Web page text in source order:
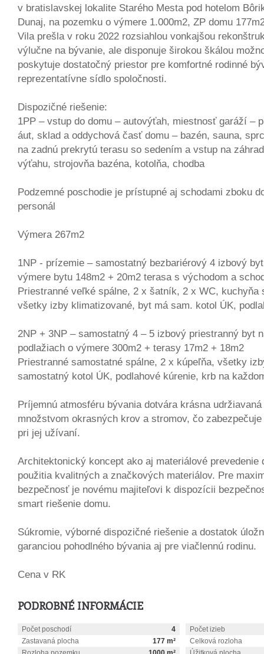
v bratislavskej lokalite Starého Mesta pod hotelom
Dunaj, na pozemku o výmere 1.000m2, ZP domu
Vila prešla v roku 2022 rozsiahlou vonkajšou
výlučne na bývanie, ale disponuje širokou škálou
poskytuje dostatočný priestor pre komfortné rodinné
reprezentatívne sídlo spoločnosti.
Dispozičné riešenie:
1PP – vstup do domu – autovýťah, miestnosť garáží –
áut, sklad a oddychová časť domu – bazén, sauna,
na zadnú prekrytú terasu so sedením a vstup na
výťahu, strojovňa bazéna, kotolňa, chodba
Podzemné poschodie je prístupné aj schodami zboku
personál
Výmera 267m2
1NP - prízemie – samostatný bezbariérový 4 izbový
výmere bytu 148m2 + 20m2 terasa s východom a
Priestranné veľké spálne, 2 x šatník, 2 x WC, kuchyňa
všetky izby klimatizované, byt má sam. kotol ÚK,
2NP + 3NP – samostatný 4 – 5 izbový priestranný byt
podlažiach o výmere 300m2 + terasy 17m2 + 18m2
Priestranné samostatné spálne, 2 x kúpeľňa, všetky
samostatný kotol ÚK, podlahové kúrenie, krb na
Príjemnú atmosféru bývania dotvára krásna
množstvom okrasných krov a stromov, čo
pri jej užívaní.
Architektonický koncept ako aj materiálové prevedenie
použitia kvalitných a značkových materiálov. Pre
bezpečnosť je novému majiteľovi k dispozícii
smart riešenie domu.
Súkromie, výborné dispozičné riešenie a dostatok
garanciou pohodlného bývania aj pre viačlennú rodinu.
Cena v RK
PODROBNÉ INFORMÁCIE
Počet poschodí 4
Počet izieb
Zastavaná plocha
177 m²
Celková rozloha